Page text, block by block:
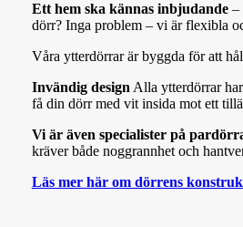
Ett hem ska kännas inbjudande–
dörr? Inga problem – vi är flexibla
Våra ytterdörrar är byggda för att
Invändig design Alla ytterdörrar
få din dörr med vit insida mot ett
Vi är även specialister på
kräver både noggrannhet och
Läs mer här om dörrens